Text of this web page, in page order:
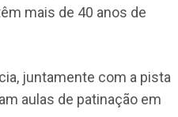
mais de 40 anos de
juntamente com a pista
aulas de patinação em